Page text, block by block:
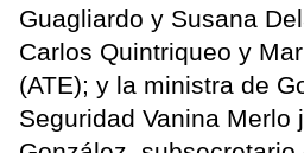
Guagliardo y Susana
Carlos Quintriqueo y
(ATE); y la ministra de
Seguridad Vanina Merlo